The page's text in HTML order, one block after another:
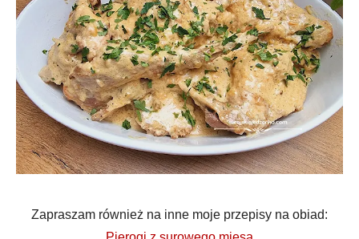
Zapraszam również na inne moje przepisy na obiad: